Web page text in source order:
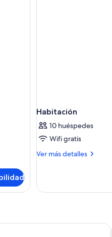
Habitación
10 huéspedes
Wifi gratis
Ver más detalles
Más
in the Center of